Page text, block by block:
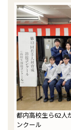
都内高校生ら62
ンクール